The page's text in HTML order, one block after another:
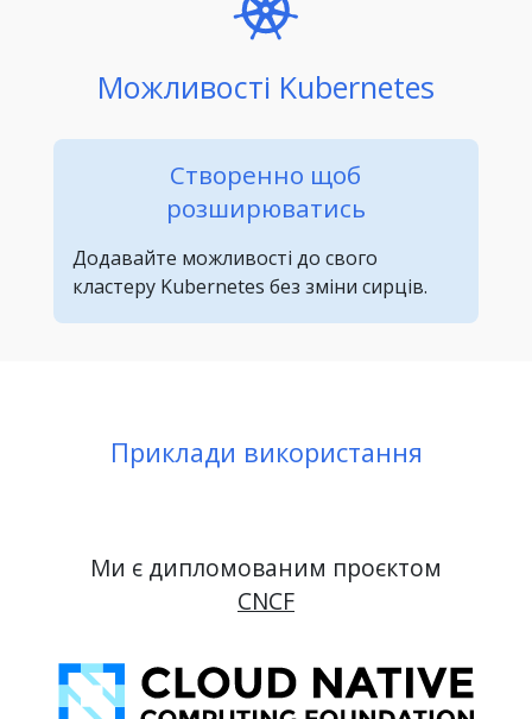
Можливості Kubernetes
Створенно щоб
розширюватись
Додавайте можливості до свого
кластеру Kubernetes без зміни сирців.
Приклади використання
Ми є дипломованим проєктом
CNCF